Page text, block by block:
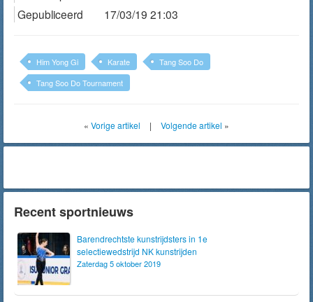
Gepubliceerd
17/03/19 21:03
Him Yong Gi Karate
Tang Soo Do
Tang Soo Do Tournament
« Vorige artikel | Volgende artikel »
Recent sportnieuws
Barendrechtste kunstrijdsters in 1e
selectiewedstrijd NK kunstrijden
Zaterdag 5 oktober 2019